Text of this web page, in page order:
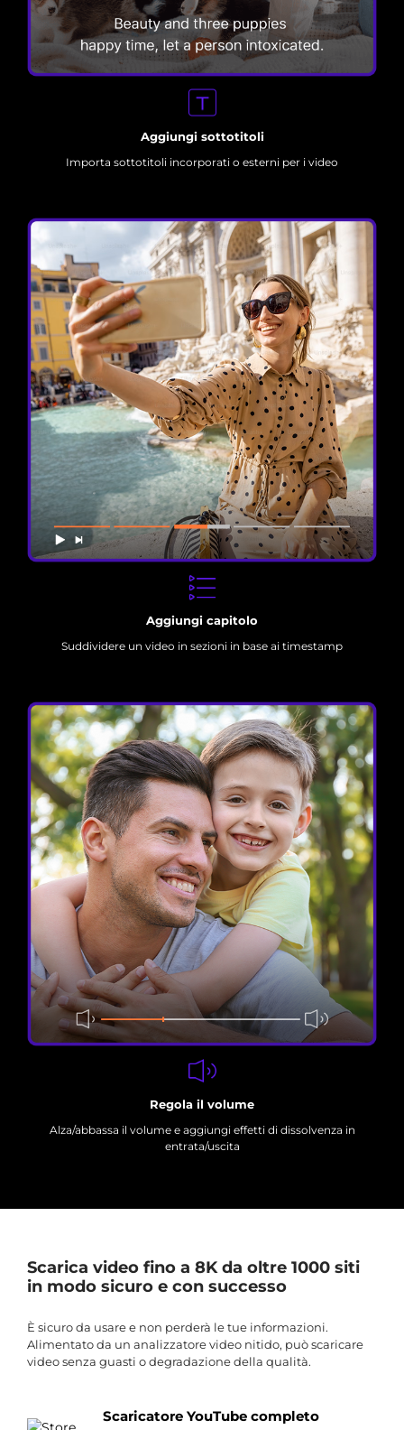
Aggiungi sottotitoli
Importa sottotitoli incorporati o esterni per i video
Aggiungi capitolo
Suddividere un video in sezioni in base ai timestamp
Regola il volume
Alza/abbassa il volume e aggiungi effetti di dissolvenza in
entrata/uscita
Scarica video fino a 8K da oltre 1000 siti
in modo sicuro e con successo
È sicuro da usare e non perderà le tue informazioni.
Alimentato da un analizzatore video nitido, può scaricare
video senza guasti o degradazione della qualità.
Scaricatore YouTube completo